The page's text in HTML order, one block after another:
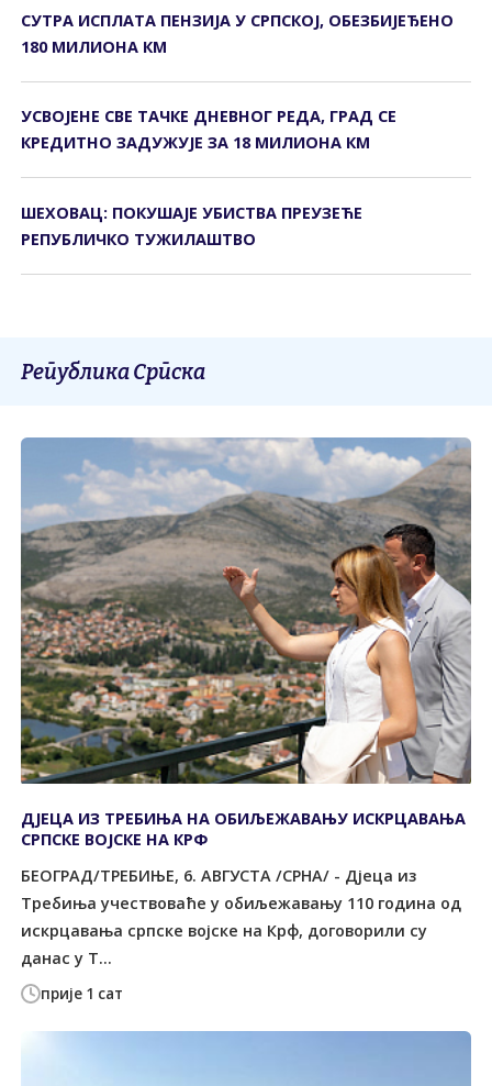
СУТРА ИСПЛАТА ПЕНЗИЈА У СРПСКОЈ, ОБЕЗБИЈЕЂЕНО
180 МИЛИОНА КМ
УСВОЈЕНЕ СВЕ ТАЧКЕ ДНЕВНОГ РЕДА, ГРАД СЕ
КРЕДИТНО ЗАДУЖУЈЕ ЗА 18 МИЛИОНА КМ
ШЕХОВАЦ: ПОКУШАЈЕ УБИСТВА ПРЕУЗЕЋЕ
РЕПУБЛИЧКО ТУЖИЛАШТВО
Република Српска
прије 1 сат
ДЈЕЦА ИЗ ТРЕБИЊА НА ОБИЉЕЖАВАЊУ ИСКРЦАВАЊА
СРПСКЕ ВОЈСКЕ НА КРФ
БЕОГРАД/ТРЕБИЊЕ, 6. АВГУСТА /СРНА/ - Дјеца из
Требиња учествоваће у обиљежавању 110 година од
искрцавања српске војске на Крф, договорили су
данас у Т...